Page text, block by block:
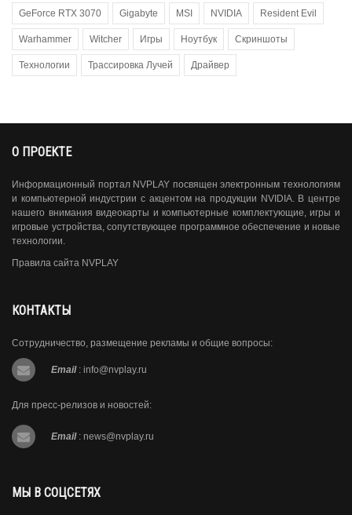
GeForce RTX 3070 Gigabyte MSI NVIDIA Resident Evil
Warhammer Witcher Игры Ноутбук Скриншоты
Технологии Трассировка Лучей Драйвер
О ПРОЕКТЕ
Информационный портал NVPLAY посвящен электронным технологиям
и компьютерной индустрии с акцентом на продукции NVIDIA. В центре
нашего внимания видеокарты и компьютерные комплектующие, игры и
игровые устройства, сопутствующее программное обеспечение и новые
технологии.
Правила сайта NVPLAY
КОНТАКТЫ
Сотрудничество, размещение рекламы и общие вопросы:
Email : info@nvplay.ru
Для пресс-релизов и новостей:
Email : news@nvplay.ru
МЫ В СОЦСЕТЯХ